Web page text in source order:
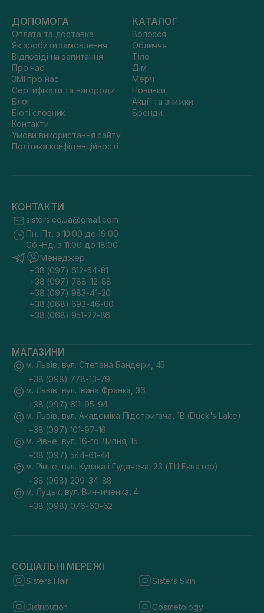
ДОПОМОГА
Оплата та доставка
Як зробити замовлення
Відповіді на запитання
Про нас
ЗМІ про нас
Сертифікати та нагороди
Блог
Бюті словник
Контакти
Умови використання сайту
Політика конфіденційності
КАТАЛОГ
Волосся
Обличчя
Тіло
Дім
Мерч
Новинки
Акції та знижки
Бренди
КОНТАКТИ
sisters.co.ua@gmail.com
Пн.-Пт. з 10:00 до 19:00
Сб.-Нд. з 11:00 до 18:00
Менеджер
+38 (097) 612-54-81
+38 (097) 788-12-88
+38 (097) 983-41-20
+38 (068) 693-46-00
+38 (068) 951-22-86
МАГАЗИНИ
м. Львів, вул. Степана Бандери, 45
+38 (098) 778-13-79
м. Львів, вул. Івана Франка, 36
+38 (097) 611-95-94
м. Львів, вул. Академіка Підстригача, 1В (Duck's Lake)
+38 (097) 101-97-16
м. Рівне, вул. 16-го Липня, 15
+38 (097) 544-61-44
м. Рівне, вул. Кулика і Гудачека, 23 (ТЦ Екватор)
+38 (068) 209-34-88
м. Луцьк, вул. Винниченка, 4
+38 (098) 076-60-62
СОЦІАЛЬНІ МЕРЕЖІ
Sisters Hair Sisters Skin
Distribution Cosmetology